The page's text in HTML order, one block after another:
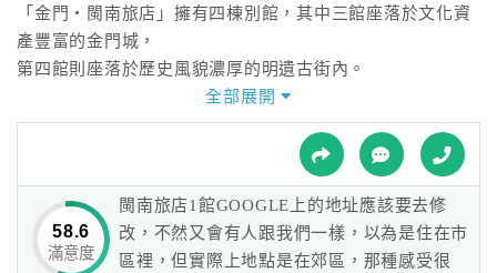
宿
球
網
「金門‧閩南旅店」擁有四棟別館，其中三館座落於文化資
產豐富的金門城，
第四館則座落於歷史風貌濃厚的明遺古街內。
傳統的閩南式院式建築經過再生後，結合舒適的住居空間和
讓每位來訪的客人除了能擁有一處溫馨舒適的休息空間外，
還能深刻感受到傳統建築藝術之美，更能深入體會金門的人
文特色和在地采風。
全部展開
58.6
滿意度
閩南旅店1館GOOGLE上的地址應該要去修
改，不然又會有人跟我們一樣，以為是住在市
區裡，但實際上地點是在郊區，那種感受很